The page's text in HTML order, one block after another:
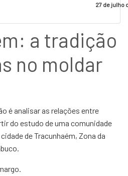
27 de julho
a tradição
no moldar
é analisar as relações entre
do estudo de uma comunidade
de Tracunhaém, Zona da